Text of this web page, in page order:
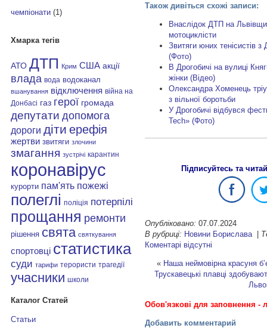
чемпіонати(1)
Хмарка тегів
АТО ДТП Крим США акції
влада вода водоканал
вшанування відключення війна на
Донбасі газ герої громада
депутати допомога
дороги діти ерефія
жертви звитяги злочини
змагання зустрічі карантин
коронавірус
курорти пам'ять пожежі
полеглі поліція потерпілі
прощання ремонти
рішення свята святкування
спортовці статистика
суди тарифи терористи трагедії
учасники школи
Каталог Статей
Статьи
Також дивіться схожі записи:
Внаслідок ДТП на
мотоциклісти
Звитяги юних тенісистів з
(Фото)
В Дрогобичі на вулиці
жінки (Відео)
Олександра Хоменець
з вільної боротьби
У Дрогобичі відбувся
Tech» (Фото)
Підписуйтесь та
Опубліковано: 07.07.2024
В рубриці: Новини Борислава|
Коментарі відсутні
« Наша неймовірна красуня
Трускавецькі плавці
Обов'язкові для заповнення -
Добавить комментарий